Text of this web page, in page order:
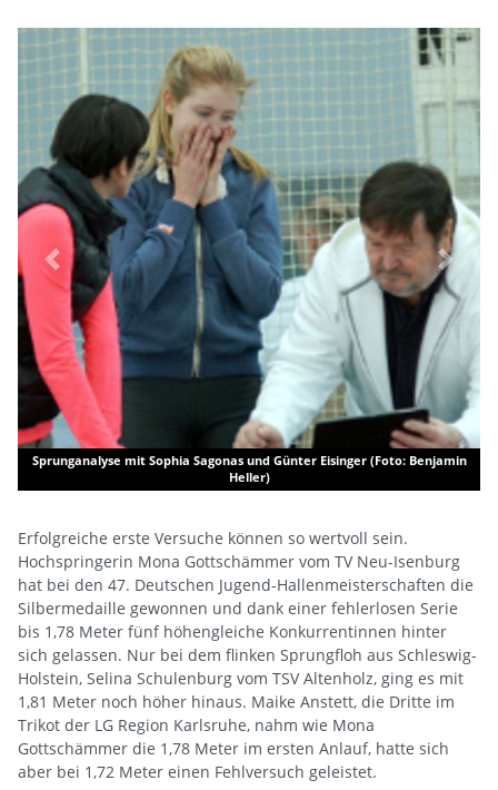
und Günter Eisinger (Foto: Benjamin
Previous Next
Erfolgreiche erste Versuche können so wertvoll sein.
Hochspringerin Mona Gottschämmer vom TV Neu-Isenburg
hat bei den 47. Deutschen Jugend-Hallenmeisterschaften die
Silbermedaille gewonnen und dank einer fehlerlosen Serie
bis 1,78 Meter fünf höhengleiche Konkurrentinnen hinter
sich gelassen. Nur bei dem flinken Sprungfloh aus Schleswig-
Holstein, Selina Schulenburg vom TSV Altenholz, ging es mit
1,81 Meter noch höher hinaus. Maike Anstett, die Dritte im
Trikot der LG Region Karlsruhe, nahm wie Mona
Gottschämmer die 1,78 Meter im ersten Anlauf, hatte sich
aber bei 1,72 Meter einen Fehlversuch geleistet.